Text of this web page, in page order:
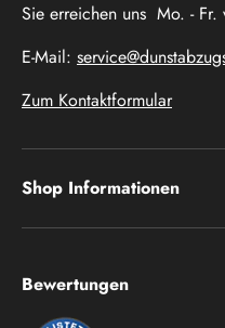
Sie erreichen uns Mo. -
E-Mail:
Zum Kontaktformular
Shop Informationen
Bewertungen